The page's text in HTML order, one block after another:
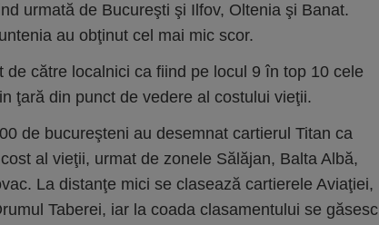
urmată de Bucureşti şi Ilfov, Oltenia şi Banat.
au obţinut cel mai mic scor.
de către localnici ca fiind pe locul 9 în top 10 cele
ţară din punct de vedere al costului vieţii.
de bucureşteni au desemnat cartierul Titan ca
al vieţii, urmat de zonele Sălăjan, Balta Albă,
La distanţe mici se clasează cartierele Aviaţiei,
Taberei, iar la coada clasamentului se găsesc